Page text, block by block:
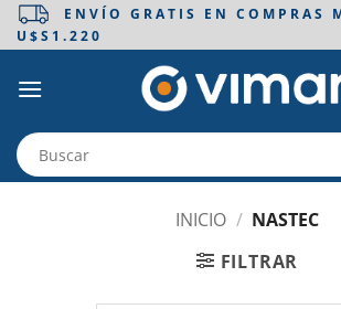
Saltar
ENVÍO GRATIS EN COMPRAS
U$S1.220
INICIO / NASTEC
FILTRAR